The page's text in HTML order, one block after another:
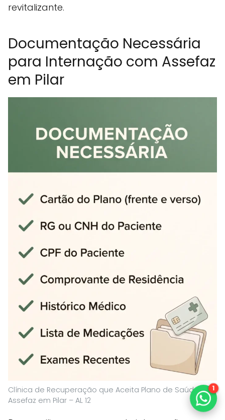
revitalizante.
Documentação Necessária
para Internação com Assefaz
em Pilar
Clínica de Recuperação que Aceita Plano de Saúde
Assefaz em Pilar – AL 12
1